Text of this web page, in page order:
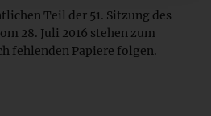
Teil der 51. Sitzung des
28. Juli 2016 stehen zum
fehlenden Papiere folgen.